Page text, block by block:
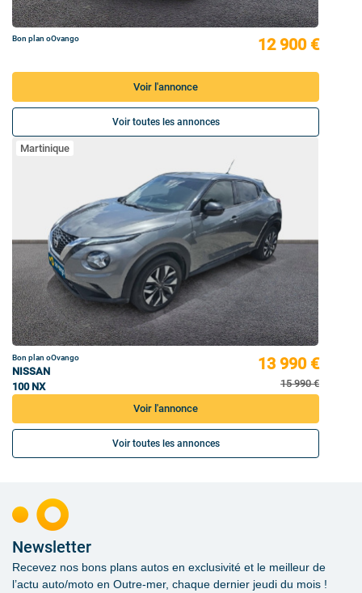
Bon plan oOvango 12 900 €
Voir l'annonce
Voir toutes les annonces
Martinique
Bon plan oOvango
NISSAN
100 NX
13 990 €
15 990 €
Voir l'annonce
Voir toutes les annonces
Newsletter
Recevez nos bons plans autos en exclusivité et le meilleur de
l’actu auto/moto en Outre-mer, chaque dernier jeudi du mois !